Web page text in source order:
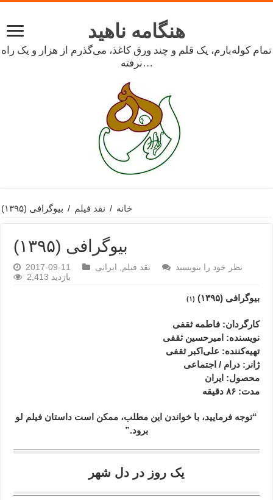
هنگامه ناهید
تمام کوله‌بارم، یک قلم و چند ورق کاغذ، می‌گذرم از هزار و یک راه
نرفته…
خانه / نقد فیلم / بیوگرافی (۱۳۹۵)
بیوگرافی (۱۳۹۵)
2017-09-11 نقد فیلم ایرانی
نظر خود را بنویسید
2,413 بازدید
بیوگرافی (۱۳۹۵) (۱)
کارگردان: فاطمه ثقفی
نویسنده: امیرحسین ثقفی
تهیه‌کننده: علی‌اکبر ثقفی
ژانر : درام / اجتماعی
محصول: ایران
مدت: ۸۶ دقیقه
“توجه فرمایید،‌ با خواندن این مطلب، ممکن است داستان فیلم لو
برود.”